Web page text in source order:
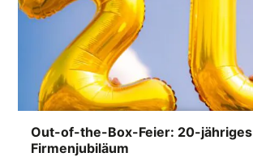
Out-of-the-Box-Feier: 20-jähriges
Firmenjubiläum